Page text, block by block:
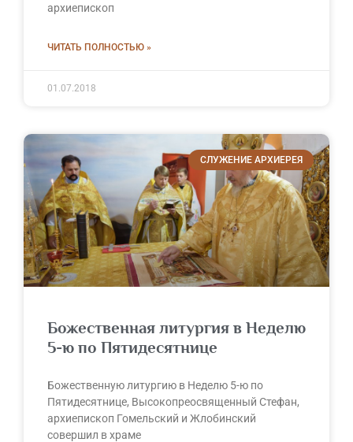
архиепископ
ЧИТАТЬ ПОЛНОСТЬЮ »
01.07.2018
СЛУЖЕНИЕ АРХИЕРЕЯ
Божественная литургия в Неделю
5-ю по Пятидесятнице
Божественную литургию в Неделю 5-ю по
Пятидесятнице, Высокопреосвященный Стефан,
архиепископ Гомельский и Жлобинский
совершил в храме